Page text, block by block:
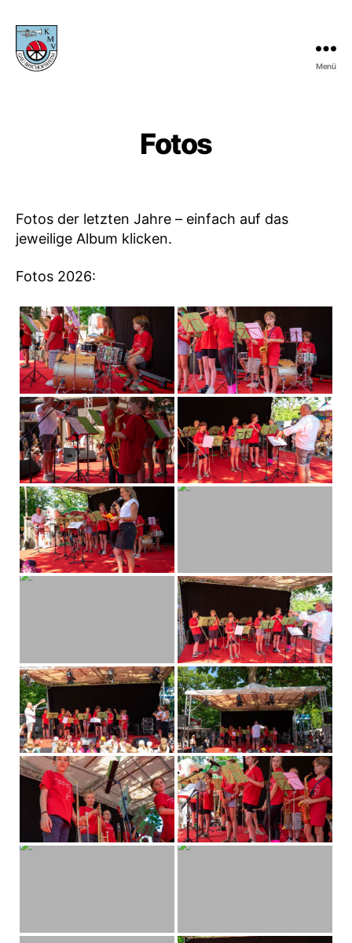
Menü
Fotos
Fotos der letzten Jahre – einfach auf das
jeweilige Album klicken.
Fotos 2026: